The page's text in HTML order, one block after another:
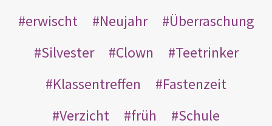
erwischt
Neujahr
Überraschung
Silvester
Clown
Teetrinker
Klassentreffen
Fastenzeit
Verzicht
früh
Schule